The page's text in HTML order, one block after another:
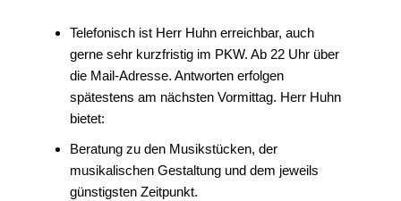
Telefonisch ist Herr Huhn erreichbar, auch
gerne sehr kurzfristig im PKW. Ab 22 Uhr über
die Mail-Adresse. Antworten erfolgen
spätestens am nächsten Vormittag. Herr Huhn
bietet:
Beratung zu den Musikstücken, der
musikalischen Gestaltung und dem jeweils
günstigsten Zeitpunkt.